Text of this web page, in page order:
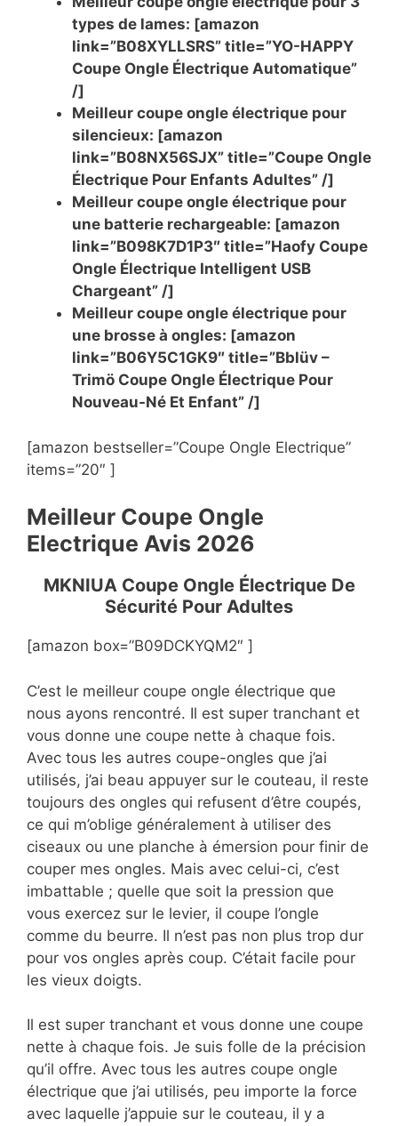
types de lames: [amazon
link=”B08XYLLSRS” title=”YO-HAPPY
Coupe Ongle Électrique Automatique”
/]
Meilleur coupe ongle électrique pour
silencieux: [amazon
link=”B08NX56SJX” title=”Coupe Ongle
Électrique Pour Enfants Adultes” /]
Meilleur coupe ongle électrique pour
une batterie rechargeable: [amazon
link=”B098K7D1P3″ title=”Haofy Coupe
Ongle Électrique Intelligent USB
Chargeant” /]
Meilleur coupe ongle électrique pour
une brosse à ongles: [amazon
link=”B06Y5C1GK9″ title=”Bblüv –
Trimö Coupe Ongle Électrique Pour
Nouveau-Né Et Enfant” /]
[amazon bestseller=”Coupe Ongle Electrique”
items=”20″ ]
Meilleur Coupe Ongle
Electrique Avis 2026
MKNIUA Coupe Ongle Électrique De
Sécurité Pour Adultes
[amazon box=”B09DCKYQM2″ ]
C’est le meilleur coupe ongle électrique que
nous ayons rencontré. Il est super tranchant et
vous donne une coupe nette à chaque fois.
Avec tous les autres coupe-ongles que j’ai
utilisés, j’ai beau appuyer sur le couteau, il reste
toujours des ongles qui refusent d’être coupés,
ce qui m’oblige généralement à utiliser des
ciseaux ou une planche à émersion pour finir de
couper mes ongles. Mais avec celui-ci, c’est
imbattable ; quelle que soit la pression que
vous exercez sur le levier, il coupe l’ongle
comme du beurre. Il n’est pas non plus trop dur
pour vos ongles après coup. C’était facile pour
les vieux doigts.
Il est super tranchant et vous donne une coupe
nette à chaque fois. Je suis folle de la précision
qu’il offre. Avec tous les autres coupe ongle
électrique que j’ai utilisés, peu importe la force
avec laquelle j’appuie sur le couteau, il y a